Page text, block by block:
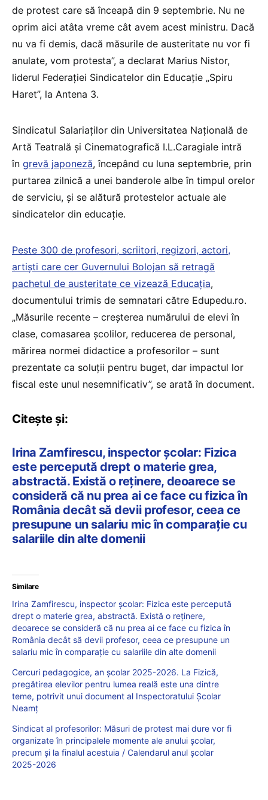
de protest care să înceapă din 9 septembrie. Nu ne
oprim aici atâta vreme cât avem acest ministru. Dacă
nu va fi demis, dacă măsurile de austeritate nu vor fi
anulate, vom protesta”, a declarat Marius Nistor,
liderul Federației Sindicatelor din Educație „Spiru
Haret”, la Antena 3.
Sindicatul Salariaților din Universitatea Națională de
Artă Teatrală și Cinematografică I.L.Caragiale intră
în grevă japoneză, începând cu luna septembrie, prin
purtarea zilnică a unei banderole albe în timpul orelor
de serviciu, și se alătură protestelor actuale ale
sindicatelor din educație.
Peste 300 de profesori, scriitori, regizori, actori,
artiști care cer Guvernului Bolojan să retragă
pachetul de austeritate ce vizează Educația,
documentului trimis de semnatari către Edupedu.ro.
„Măsurile recente – creșterea numărului de elevi în
clase, comasarea școlilor, reducerea de personal,
mărirea normei didactice a profesorilor – sunt
prezentate ca soluții pentru buget, dar impactul lor
fiscal este unul nesemnificativ”, se arată în document.
Citește și:
Irina Zamfirescu, inspector școlar: Fizica
este percepută drept o materie grea,
abstractă. Există o reținere, deoarece se
consideră că nu prea ai ce face cu fizica în
România decât să devii profesor, ceea ce
presupune un salariu mic în comparație cu
salariile din alte domenii
Similare
Irina Zamfirescu, inspector școlar: Fizica este percepută
drept o materie grea, abstractă. Există o reținere,
deoarece se consideră că nu prea ai ce face cu fizica în
România decât să devii profesor, ceea ce presupune un
salariu mic în comparație cu salariile din alte domenii
Cercuri pedagogice, an școlar 2025-2026. La Fizică,
pregătirea elevilor pentru lumea reală este una dintre
teme, potrivit unui document al Inspectoratului Școlar
Neamț
Sindicat al profesorilor: Măsuri de protest mai dure vor fi
organizate în principalele momente ale anului școlar,
precum și la finalul acestuia / Calendarul anul școlar
2025-2026